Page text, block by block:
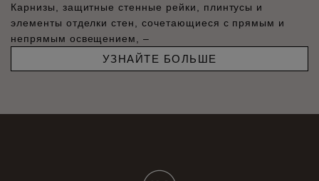
Карнизы, защитные стенные рейки, плинтусы и
элементы отделки стен, сочетающиеся с прямым и
непрямым освещением, –
УЗНАЙТЕ БОЛЬШЕ